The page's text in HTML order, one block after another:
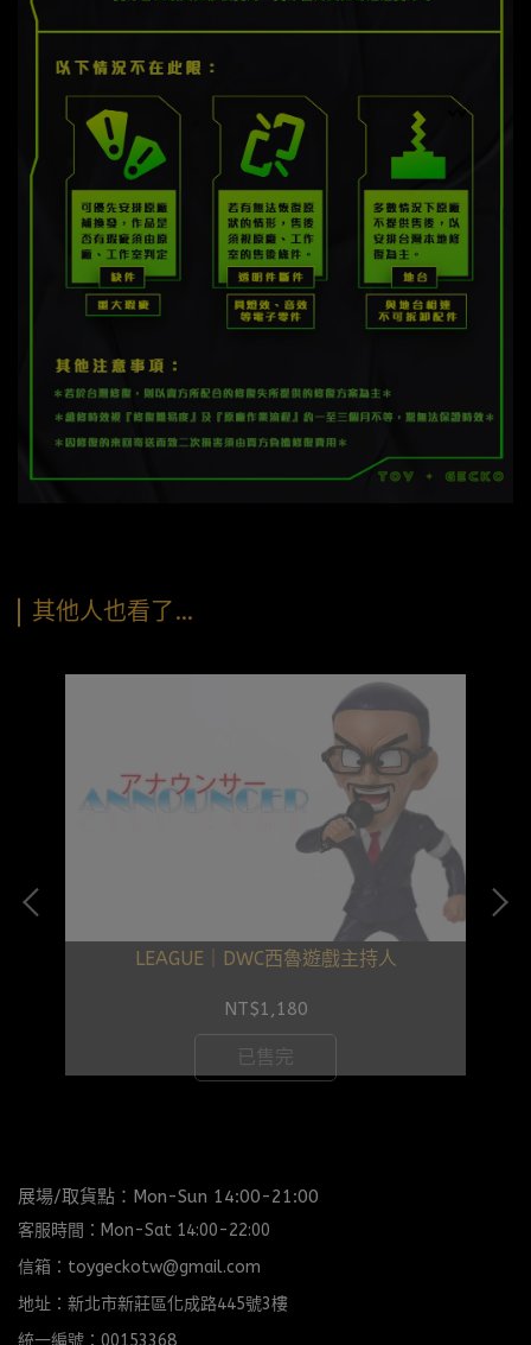
其他人也看了…
LEAGUE｜DWC西魯遊戲主持人
NT$1,180
已售完
展場/取貨點：Mon-Sun 14:00-21:00
客服時間：Mon-Sat 14:00-22:00
信箱：toygeckotw@gmail.com
地址：新北市新莊區化成路445號3樓
統一編號：00153368